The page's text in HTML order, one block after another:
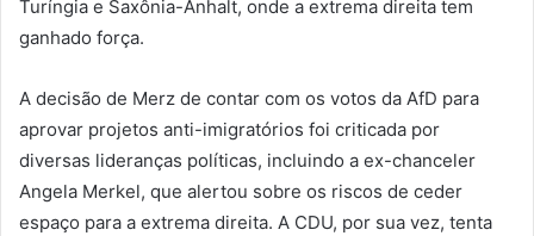
Turíngia e Saxônia-Anhalt, onde a extrema direita tem
ganhado força.
A decisão de Merz de contar com os votos da AfD para
aprovar projetos anti-imigratórios foi criticada por
diversas lideranças políticas, incluindo a ex-chanceler
Angela Merkel, que alertou sobre os riscos de ceder
espaço para a extrema direita. A CDU, por sua vez, tenta